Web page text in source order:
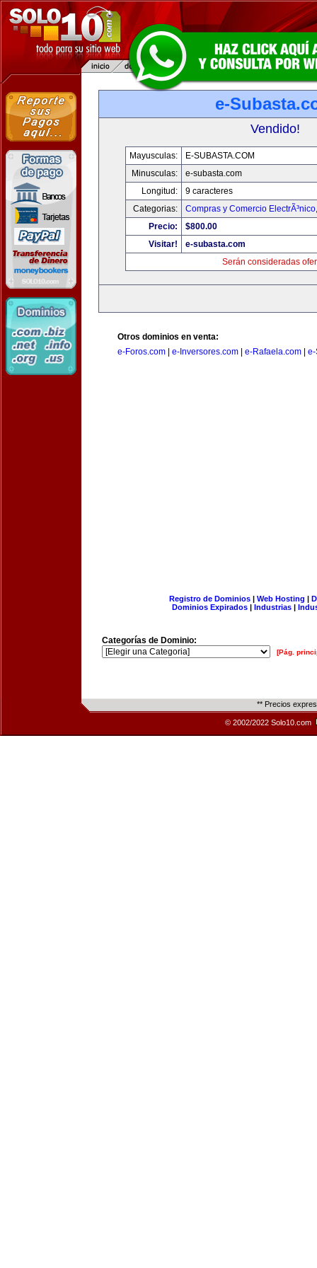
e-
Vendido!
Mayusculas:
E-SUBASTA.COM
Minusculas:
e-subasta.com
Longitud:
9 caracteres
Categorias:
Compras y Comercio ElectrÃ³nico
Precio:
$800.00
Visitar!
e-subasta.com
Serán consideradas
Otros dominios en venta:
e-Foros.com
e-Inversores.com e-Rafaela.com e-
Registro de Dominios| Web Hosting |
Dominios Expirados | Industrias |
Categorías de Dominio:
[Pág.
** Precios
© 2002/2022 Solo10.com